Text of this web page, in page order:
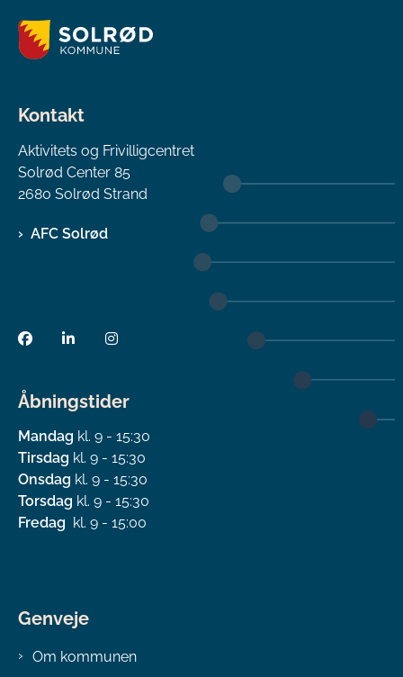
Kontakt
Aktivitets og Frivilligcentret
Solrød Center 85
2680 Solrød Strand
AFC Solrød
Åbningstider
Mandag kl. 9 - 15:30
Tirsdag kl. 9 - 15:30
Onsdag kl. 9 - 15:30
Torsdag kl. 9 - 15:30
Fredag kl. 9 - 15:00
Genveje
Om kommunen